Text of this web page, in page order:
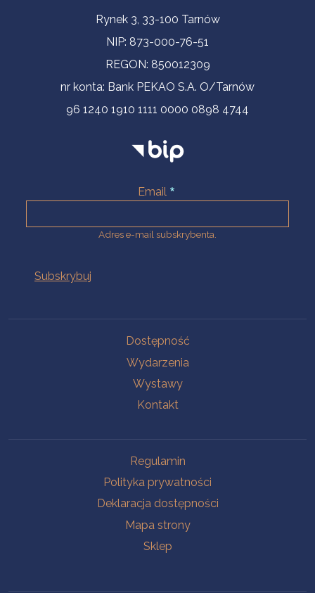
Informacje kontaktoweRynek 3, 33-100 Tarnów
NIP: 873-000-76-51
REGON: 850012309
nr konta: Bank PEKAO S.A. O/Tarnów
96 1240 1910 1111 0000 0898 4744
Email
Adres e-mail subskrybenta.
Dostępność
Wydarzenia
Wystawy
Kontakt
Regulamin
Polityka prywatności
Deklaracja dostępności
Mapa strony
Sklep